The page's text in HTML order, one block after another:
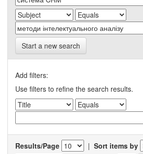
Start a new search
Add filters:
Use filters to refine the search results.
Results/Page | Sort items by